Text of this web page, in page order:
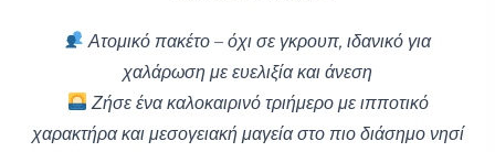
Ατομικό πακέτο – όχι σε γκρουπ, ιδανικό για
χαλάρωση με ευελιξία και άνεση
Ζήσε ένα καλοκαιρινό τριήμερο με ιπποτικό
χαρακτήρα και μεσογειακή μαγεία στο πιο διάσημο νησί